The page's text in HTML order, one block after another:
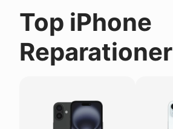
Top iPhone
Reparationer